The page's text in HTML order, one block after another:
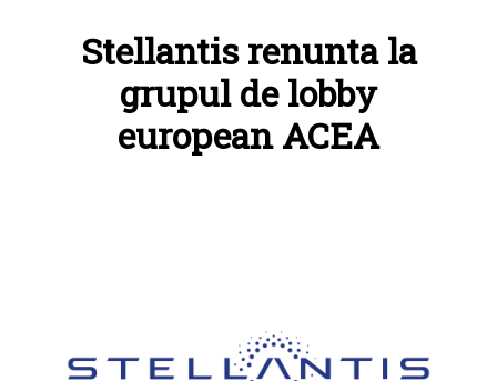
Stellantis renunta la
grupul de lobby
european ACEA